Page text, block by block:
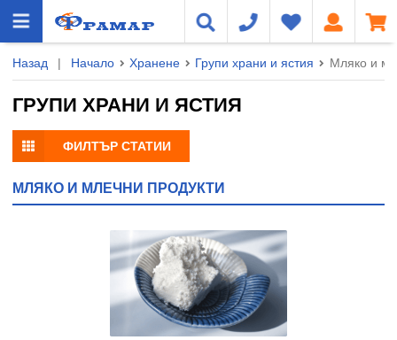
Назад | Начало Хранене Групи храни и ястия Мляко и
ГРУПИ ХРАНИ И ЯСТИЯ
ФИЛТЪР СТАТИИ
МЛЯКО И МЛЕЧНИ ПРОДУКТИ